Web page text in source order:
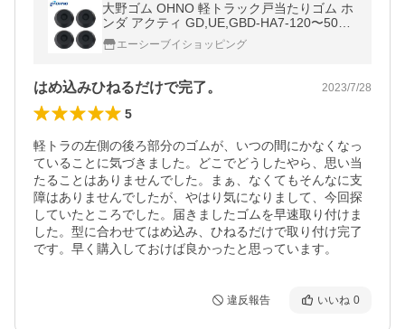
大野ゴム OHNO 軽トラック戸当たりゴム ホ
ンダ アクティ GD,UE,GBD-HA7-120〜500
HS-2076 74625-S3A-000 HS-2076
エーシーブイショッピング
はめ込みひねるだけで完了。 2023/7/28
5
軽トラの左側の後ろ部分のゴムが、いつの間にかなくなっ
ていることに気づきました。どこでどうしたやら、思い当
たることはありませんでした。まぁ、なくてもそんなに支
障はありませんでしたが、やはり気になりまして、今回探
していたところでした。届きましたゴムを早速取り付けま
した。型に合わせてはめ込み、ひねるだけで取り付け完了
です。早く購入しておけば良かったと思っています。
違反報告 いいね 0